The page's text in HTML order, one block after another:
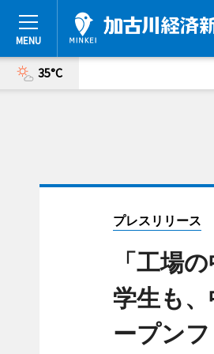
35°C
プレスリリース
「工場
学生も
ープン